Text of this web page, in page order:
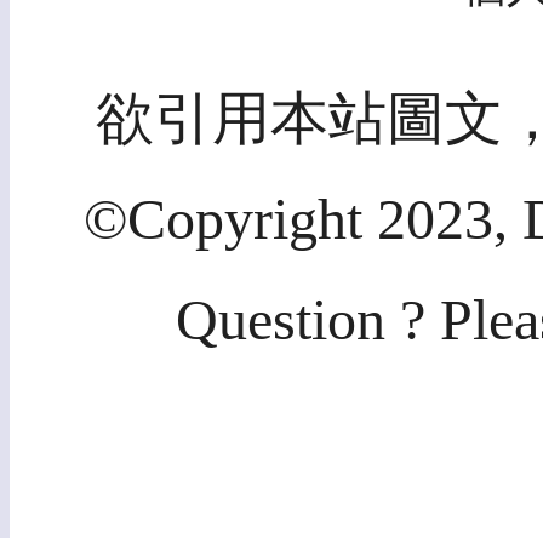
欲引用本站圖文
©Copyright 2023,
Question ?